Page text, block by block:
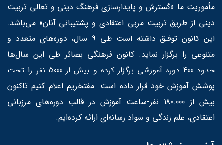
مأموریت ما «گسترش و پایدارسازی فرهنگ دینی و تعالی تربیت
دینی از طریق تربیت مربی اعتقادی و پشتیبانی آنان» می‌باشد.
این کانون توفیق داشته است طی 9 سال، دوره‌های متعدد و
متنوعی را برگزار نماید. کانون فرهنگی بصائر طی این سال‌ها
حدود 400 دوره آموزشی برگزار کرده و بیش از 5000 نفر را تحت
پوشش آموزش خود قرار داده است. مفتخریم اعلام کنیم تاکنون
بیش از 180.000 نفر-ساعت آموزش در قالب دوره‌های مرزبانی
اعتقادی، علم زندگی و سواد رسانه‌ای ارائه کرده‌ایم.